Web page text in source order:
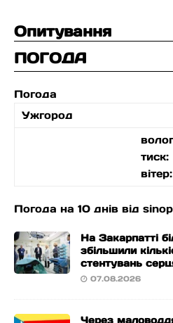
Опитування
ПОГОДА
Погода
Ужгород
тиск:
вітер:
Погода на 10 днів від
На Закарпатті
збільшили
стентувань
07.08.2026
Через